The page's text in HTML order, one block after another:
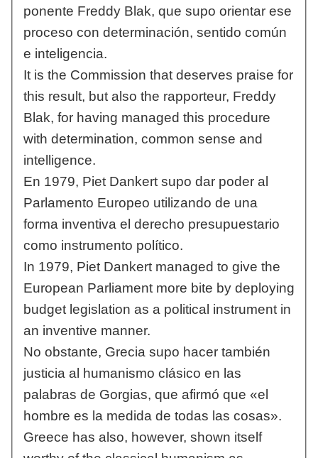
ponente Freddy Blak, que supo orientar ese
proceso con determinación, sentido común
e inteligencia.
It is the Commission that deserves praise for
this result, but also the rapporteur, Freddy
Blak, for having managed this procedure
with determination, common sense and
intelligence.
En 1979, Piet Dankert supo dar poder al
Parlamento Europeo utilizando de una
forma inventiva el derecho presupuestario
como instrumento político.
In 1979, Piet Dankert managed to give the
European Parliament more bite by deploying
budget legislation as a political instrument in
an inventive manner.
No obstante, Grecia supo hacer también
justicia al humanismo clásico en las
palabras de Gorgias, que afirmó que «el
hombre es la medida de todas las cosas».
Greece has also, however, shown itself